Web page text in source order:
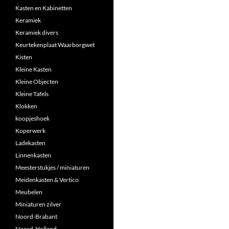
Kasten en Kabinetten
Keramiek
Keramiek divers
Keurtekenplaat Waarborgwet
Kisten
Kleine Kasten
Kleine Objecten
Kleine Tafels
Klokken
koopjeshoek
Koperwerk
Ladekasten
Linnenkasten
Meesterstukjes / miniaturen
Meidenkasten & Vertico
Meubelen
Miniaturen zilver
Noord-Brabant